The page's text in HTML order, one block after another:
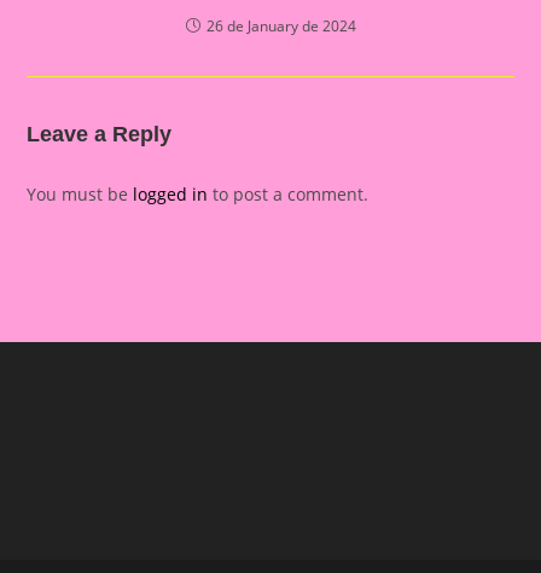
26 de January de 2024
Leave a Reply
You must be logged in to post a comment.